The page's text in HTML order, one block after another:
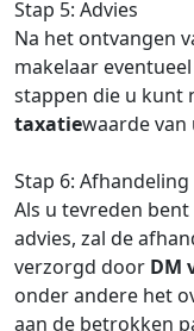
Stap 5: Advies
Na het ontvangen
makelaar
stappen die u kunt
taxatiewaarde
Stap 6: Afhandeling
Als u tevreden
advies, zal de
verzorgd door DM
onder andere het
aan de betrokken